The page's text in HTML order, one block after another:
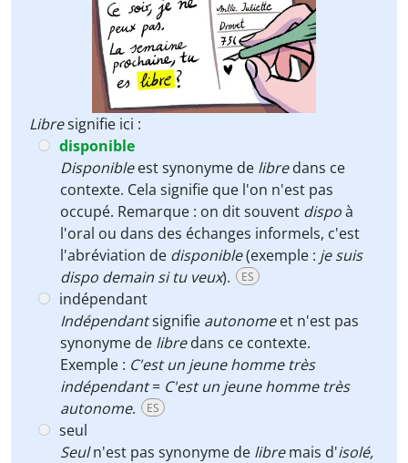
Libresignifie ici :
disponible
Disponibleest synonyme de libredans ce
contexte. Cela signifie que l'on n'est pas
occupé. Remarque : on dit souvent dispoà
l'oral ou dans des échanges informels, c'est
l'abréviation de disponible(exemple : je suis
dispo demain si tu veux). ES
indépendant
Indépendantsignifie autonomeet n'est pas
synonyme de libredans ce contexte.
Exemple : C'est un jeune homme très
indépendant= C'est un jeune homme très
autonome. ES
seul
Seuln'est pas synonyme de libremais d'isolé,